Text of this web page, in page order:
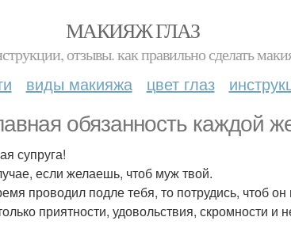
МАКИЯЖ ГЛАЗ
отзывы. как правильно сделать
виды макияжа цвет глаз
обязанность каждой
супруга!
если желаешь, чтоб муж твой.
проводил подле тебя, то потрудись, чтоб
приятности, удовольствия, скромности и